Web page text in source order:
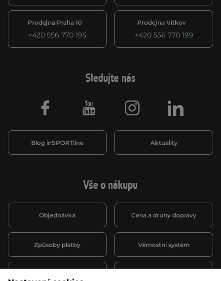
Prodejna Praha 10
+420 556 770 195
Prodejna Vítkov
+420 556 770 199
Vše o nákupu
Objednávka Cena a druhy dopravy
Způsoby platby Věrnostní systém
Sledujte nás
Blog inSPORTline Aktuality
Facebook Youtube Instagram LinkedIn